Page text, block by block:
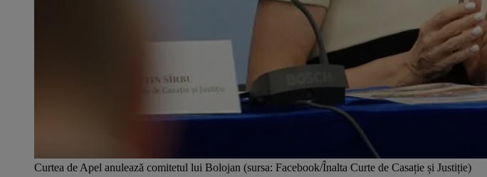
Curtea de Apel anulează comitetul lui Bolojan (sursa: Facebook/Înalta Curte de Casație și Justiție)